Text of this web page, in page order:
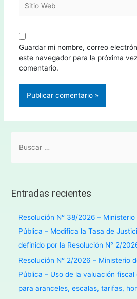
Guardar mi nombre, correo
este navegador para la próxima
comentario.
Entradas recientes
Resolución N° 38/2026 –
Pública – Modifica la Tasa de
definido por la Resolución N° 2/
Resolución N° 2/2026 – Ministerio
Pública – Uso de la valuación
para aranceles, escalas, tarifas,